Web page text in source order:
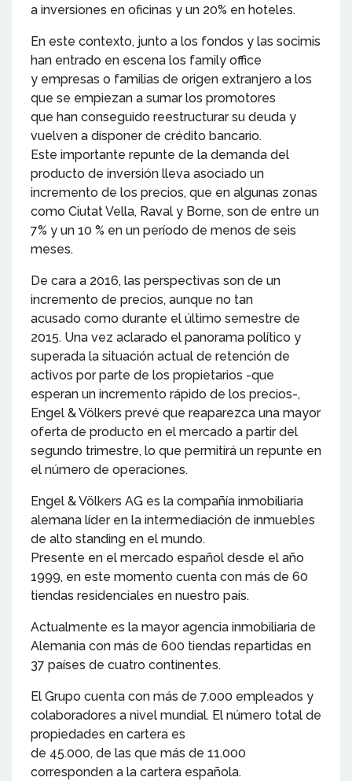
a inversiones en oficinas y un 20% en hoteles.
En este contexto, junto a los fondos y las socimis
han entrado en escena los family office
y empresas o familias de origen extranjero a los
que se empiezan a sumar los promotores
que han conseguido reestructurar su deuda y
vuelven a disponer de crédito bancario.
Este importante repunte de la demanda del
producto de inversión lleva asociado un
incremento de los precios, que en algunas zonas
como Ciutat Vella, Raval y Borne, son de entre un
7% y un 10 % en un período de menos de seis
meses.
De cara a 2016, las perspectivas son de un
incremento de precios, aunque no tan
acusado como durante el último semestre de
2015. Una vez aclarado el panorama político y
superada la situación actual de retención de
activos por parte de los propietarios -que
esperan un incremento rápido de los precios-,
Engel & Völkers prevé que reaparezca una mayor
oferta de producto en el mercado a partir del
segundo trimestre, lo que permitirá un repunte en
el número de operaciones.
Engel & Völkers AG es la compañía inmobiliaria
alemana líder en la intermediación de inmuebles
de alto standing en el mundo.
Presente en el mercado español desde el año
1999, en este momento cuenta con más de 60
tiendas residenciales en nuestro país.
Actualmente es la mayor agencia inmobiliaria de
Alemania con más de 600 tiendas repartidas en
37 países de cuatro continentes.
El Grupo cuenta con más de 7.000 empleados y
colaboradores a nivel mundial. El número total de
propiedades en cartera es
de 45.000, de las que más de 11.000
corresponden a la cartera española.